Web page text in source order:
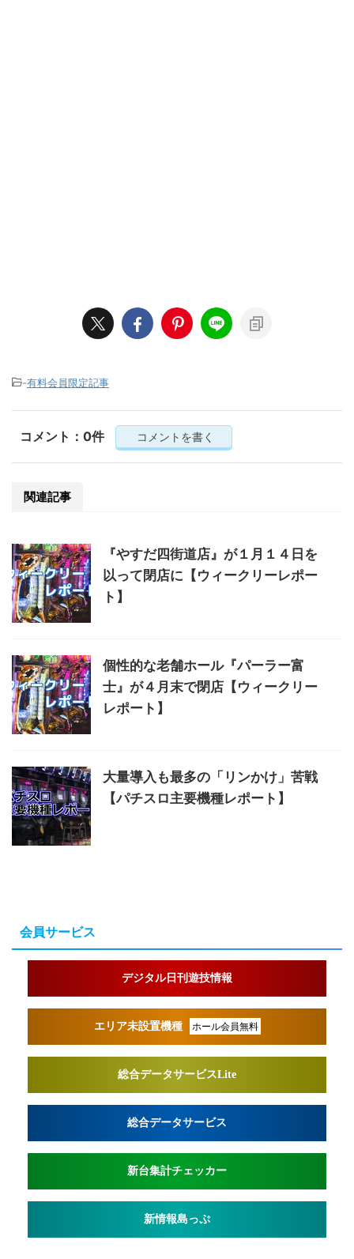
-有料会員限定記事
コメント：0件 コメントを書く
関連記事
『やすだ四街道店』が１月１４日を
以って閉店に【ウィークリーレポー
ト】
個性的な老舗ホール『パーラー富
士』が４月末で閉店【ウィークリー
レポート】
大量導入も最多の「リンかけ」苦戦
【パチスロ主要機種レポート】
会員サービス
デジタル日刊遊技情報
エリア未設置機種 ホール会員無料
総合データサービスLite
総合データサービス
新台集計チェッカー
新情報島っぷ